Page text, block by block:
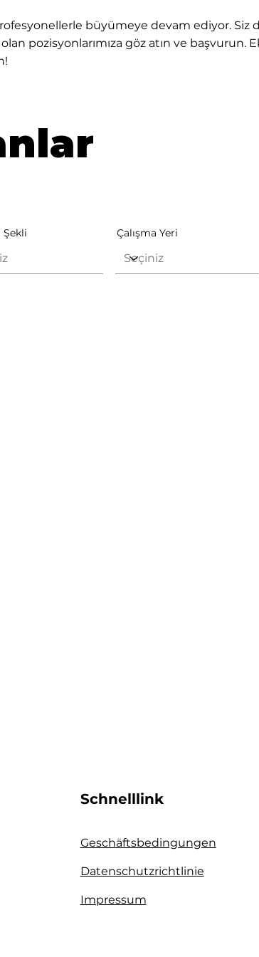
büyümeye devam ediyor. Siz
pozisyonlarımıza göz atın ve başvurun.
Şekli Çalışma Yeri
Schnelllink
Geschäftsbedingungen
Datenschutzrichtlinie​
Impressum